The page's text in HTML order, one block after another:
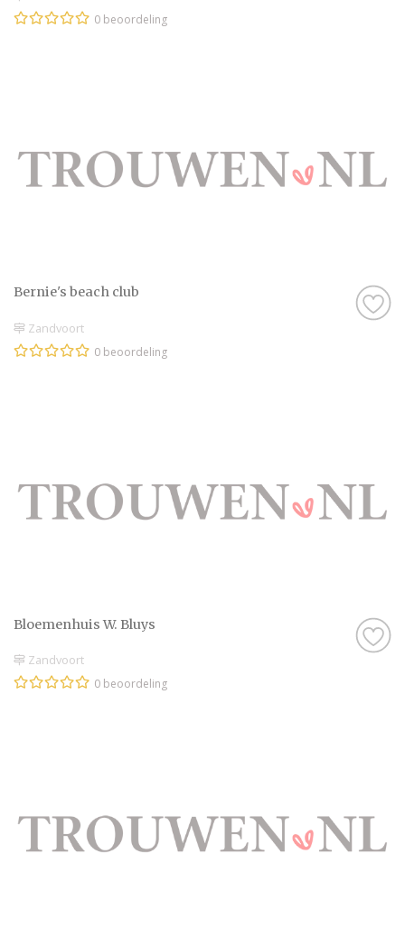
0 beoordeling
Bernie's beach club
Zandvoort
0 beoordeling
Bloemenhuis W. Bluys
Zandvoort
0 beoordeling